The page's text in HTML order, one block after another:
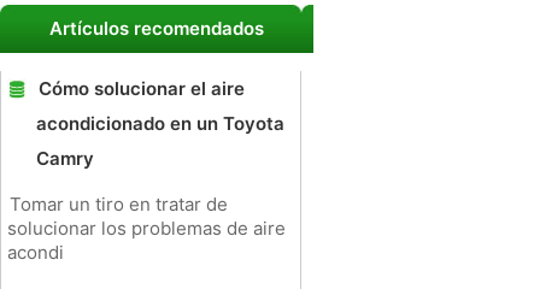
Artículos recomendados
Cómo solucionar el aire
acondicionado en un Toyota
Camry
Tomar un tiro en tratar de
solucionar los problemas de aire
acondi